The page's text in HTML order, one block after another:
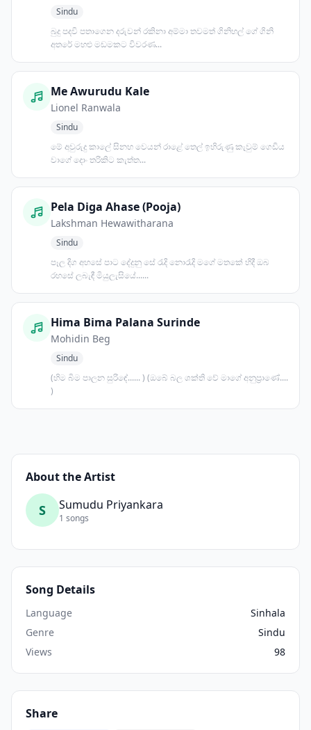
Sindu
බුදු පදවි පතාගෙන දරුවන් රකිනා අම්මා තවමත් ගිනිහල් ගේ ගිනි
අතරේ මහළු මඩමකට විවරණ...
Me Awurudu Kale
Lionel Ranwala
Sindu
මේ අවුරුදු කාලේ සිනහ වෙයන් රාළේ තෙල් ඉහිරුණු කැවුම් ගෙඩිය
වාගේ දොං තරිකිට කැත්ත...
Pela Diga Ahase (Pooja)
Lakshman Hewawitharana
Sindu
පෑල දිග අහසේ පාට දේදුනු සේ රැදි නොරැදි මගේ මතකේ හිදී ඔබ
රහසේ ලබැඳී මියුලැසියේ......
Hima Bima Palana Surinde
Mohidin Beg
Sindu
(හිම බිම පාලන සුරිඳේ...... ) (ඔබේ බල ශක්ති වේ මාගේ අනුප්‍රාණේ....
)
About the Artist
S Sumudu Priyankara
1 songs
Song Details
Language
Sinhala
Genre
Sindu
Views
98
Share